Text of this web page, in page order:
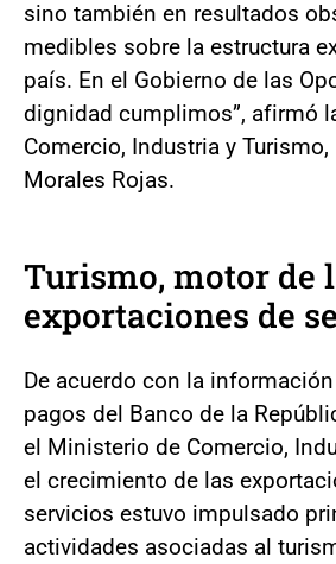
sino también en resultados
medibles sobre la estructura
país. En el Gobierno de las
dignidad cumplimos”, afirmó
Comercio, Industria y Turismo,
Morales Rojas.
Turismo, motor de
exportaciones de
De acuerdo con la
pagos del Banco de la
el Ministerio de Comercio,
el crecimiento de las
servicios estuvo impulsado
actividades asociadas al